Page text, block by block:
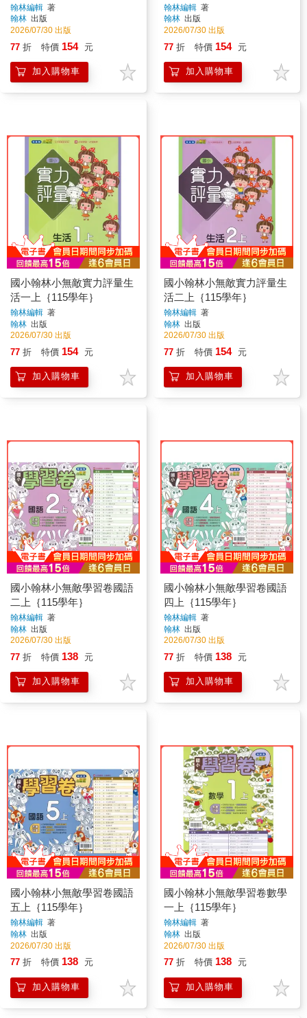
翰林編輯 著
翰林 出版
2026/07/30 出版
77 折 特價 154 元
加入購物車
翰林編輯 著
翰林 出版
2026/07/30 出版
77 折 特價 154 元
加入購物車
國小翰林小無敵實力評量生
活一上｛115學年｝
翰林編輯 著
翰林 出版
2026/07/30 出版
77 折 特價 154 元
加入購物車
國小翰林小無敵實力評量生
活二上｛115學年｝
翰林編輯 著
翰林 出版
2026/07/30 出版
77 折 特價 154 元
加入購物車
國小翰林小無敵學習卷國語
二上｛115學年｝
翰林編輯 著
翰林 出版
2026/07/30 出版
77 折 特價 138 元
加入購物車
國小翰林小無敵學習卷國語
四上｛115學年｝
翰林編輯 著
翰林 出版
2026/07/30 出版
77 折 特價 138 元
加入購物車
國小翰林小無敵學習卷國語
五上｛115學年｝
翰林編輯 著
翰林 出版
2026/07/30 出版
77 折 特價 138 元
加入購物車
國小翰林小無敵學習卷數學
一上｛115學年｝
翰林編輯 著
翰林 出版
2026/07/30 出版
77 折 特價 138 元
加入購物車